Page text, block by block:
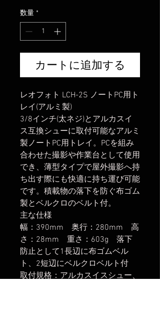
数量 *
カートに追加する
レオフォト LCH-2S ノートPC用ト
レイ(アルミ製)
3/8インチ(太ネジ)とアルカスイ
ス互換シューに取付可能なアルミ
製ノートPC用トレイ。PCを組み
合わせた撮影や作業台として使用
でき、薄型タイプで屋外撮影へ持
ち出す際にも快適に持ち運び可能
です。積載物の落下を防ぐ布ゴム
製とベルクロのベルト付。
主な仕様
幅：390mm 奥行：280mm 高
さ：28mm 重さ：603g 落下
防止として1長辺に布ゴムベル
ト、2短辺にベルクロベルト付
取付規格：アルカスイスシュー、